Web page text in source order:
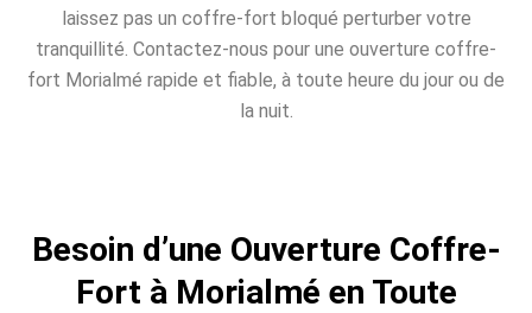
laissez pas un coffre-fort bloqué perturber votre
tranquillité. Contactez-nous pour une ouverture coffre-
fort Morialmé rapide et fiable, à toute heure du jour ou de
la nuit.
Besoin d’une Ouverture Coffre-
Fort à Morialmé en Toute